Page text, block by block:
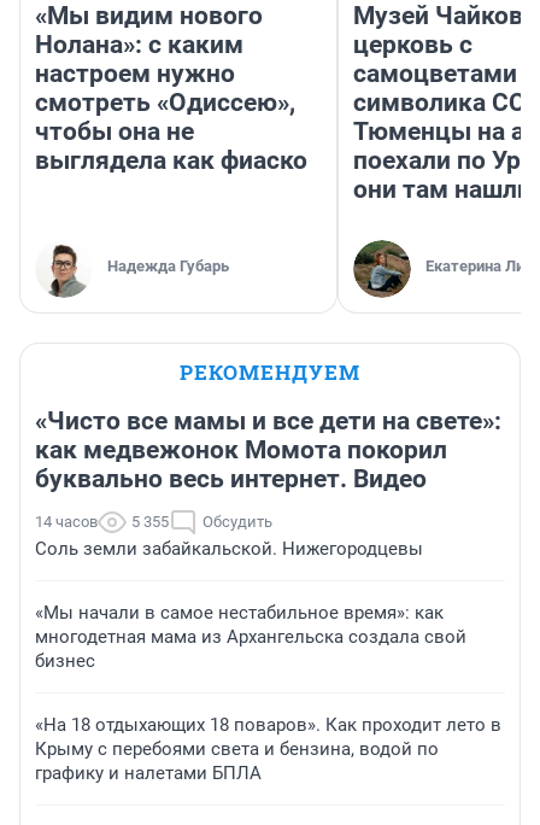
«Мы видим нового
Нолана»: с каким
настроем нужно
смотреть «Одиссею»,
чтобы она не
выглядела как фиаско
Надежда Губарь
Музей
церковь с
самоцветами
символика
Тюменцы на
поехали по
они там нашли
Екатерина
РЕКОМЕНДУЕМ
«Чисто все мамы и все дети на свете»:
как медвежонок Момота покорил
буквально весь интернет. Видео
14 часов 5 355 Обсудить
Соль земли забайкальской. Нижегородцевы
«Мы начали в самое нестабильное время»: как
многодетная мама из Архангельска создала свой
бизнес
«На 18 отдыхающих 18 поваров». Как проходит лето в
Крыму с перебоями света и бензина, водой по
графику и налетами БПЛА